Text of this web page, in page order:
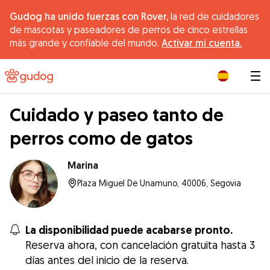
Gudog ha unido fuerzas con Rover, la red de cuidadores
de mascotas y paseadores de perros de cinco estrellas
más grande y confiable del mundo. Activar mi cuenta.
Cuidado y paseo tanto de
perros como de gatos
Marina
Plaza Miguel De Unamuno, 40006, Segovia
La disponibilidad puede acabarse pronto.
Reserva ahora, con cancelación gratuita hasta 3
días antes del inicio de la reserva.